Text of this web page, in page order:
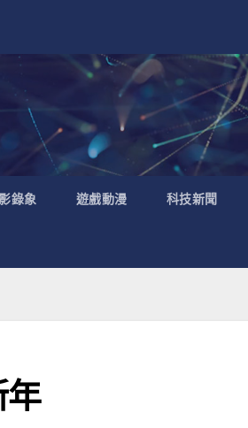
錄象 遊戲動漫 科技新聞
年